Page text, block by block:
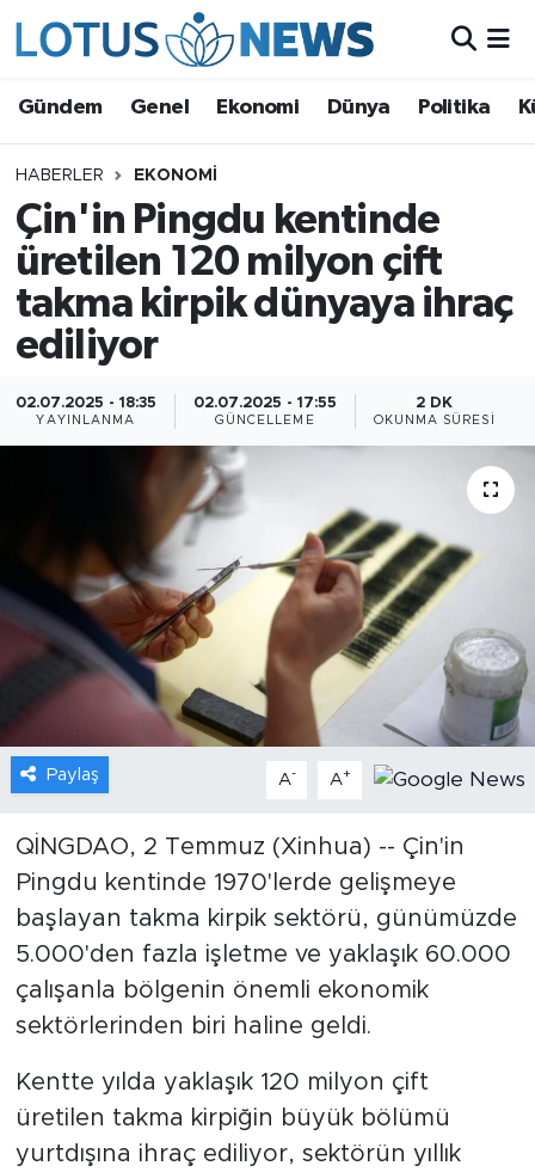
Gündem Genel Ekonomi Dünya Politika
HABERLER EKONOMI
Çin'in Pingdu kentinde
üretilen 120 milyon çift
takma kirpik dünyaya ihraç
ediliyor
02.07.2025 - 18:35
YAYINLANMA
02.07.2025 - 17:55
GÜNCELLEME
2 DK
OKUNMA SÜRESI
Paylaş A- A+
QİNGDAO, 2 Temmuz (Xinhua) -- Çin'in
Pingdu kentinde 1970'lerde gelişmeye
başlayan takma kirpik sektörü, günümüzde
5.000'den fazla işletme ve yaklaşık 60.000
çalışanla bölgenin önemli ekonomik
sektörlerinden biri haline geldi.
Kentte yılda yaklaşık 120 milyon çift
üretilen takma kirpiğin büyük bölümü
yurtdışına ihraç ediliyor, sektörün yıllık
Ekonomi
Dünya
Politika
Kültür - Sanat ve Tarih
Yaşam
Bilim ve Teknoloji
Çin Fuarları
Gündem
Video
Foto Haber
Xinhua Türkiye
Seyahat